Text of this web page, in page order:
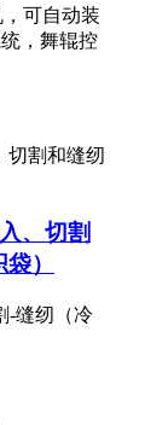
可自动装
，舞辊控
、切割
）
-缝纫（冷